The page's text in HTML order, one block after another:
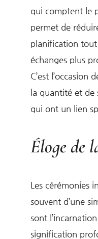
qui comptent le
permet de
planification
échanges plus
C’est l’occasion
la quantité et de
qui ont un lien
Éloge de
Les cérémonies
souvent d’une
sont
signification